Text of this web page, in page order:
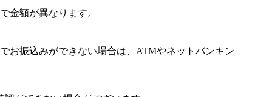
金額が異なります。
お振込みができない場合は、ATMやネットバンキン